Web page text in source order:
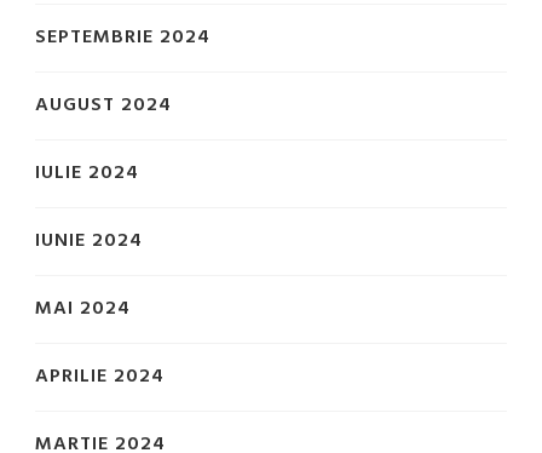
SEPTEMBRIE 2024
AUGUST 2024
IULIE 2024
IUNIE 2024
MAI 2024
APRILIE 2024
MARTIE 2024